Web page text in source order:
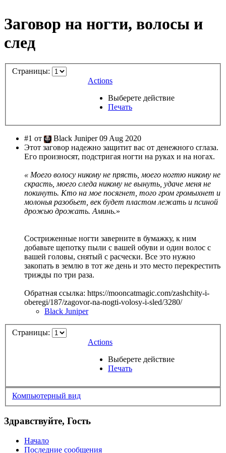
Заговор на ногти, волосы и
след
Страницы:
Actions
Выберете действие
Печать
#1 от
Black Juniper 09 Aug 2020
Этот заговор надежно защитит вас от денежного сглаза.
Его произносят, подстригая ногти на руках и на ногах.
« Моего волосу никому не прясть, моего ногтю никому не
скрасть, моего следа никому не вынуть, удаче меня не
покинуть. Кто на мое посягнет, того гром громыхнет и
молонья разобьет, век будет пластом лежать и псиной
дрожью дрожать. Аминь.»
Состриженные ногти заверните в бумажку, к ним
добавьте щепотку пыли с вашей обуви и один волос с
вашей головы, снятый с расчески. Все это нужно
закопать в землю в тот же день и это место перекрестить
трижды по три раза.
Обратная ссылка: https://mooncatmagic.com/zashchity-i-
oberegi/187/zagovor-na-nogti-volosy-i-sled/3280/
Black Juniper
Страницы:
Actions
Выберете действие
Печать
Компьютерный вид
Здравствуйте, Гость
Начало
Последние сообщения